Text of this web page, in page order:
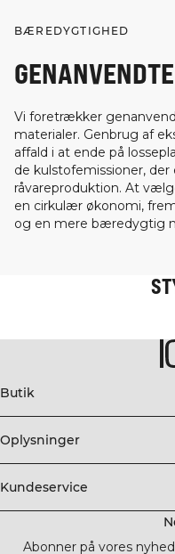
BÆREDYGTIGHED
Vi foretrækker
materialer. Genbrug af
affald i at ende på
de kulstofemissioner,
råvareproduktion. At
en cirkulær økonomi,
og en mere bæredygtig
Butik
Oplysninger
Kundeservice
Abonner på vores